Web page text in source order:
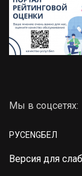
Мы в соцсетях:
РУСENGБЕЛ
Версия для